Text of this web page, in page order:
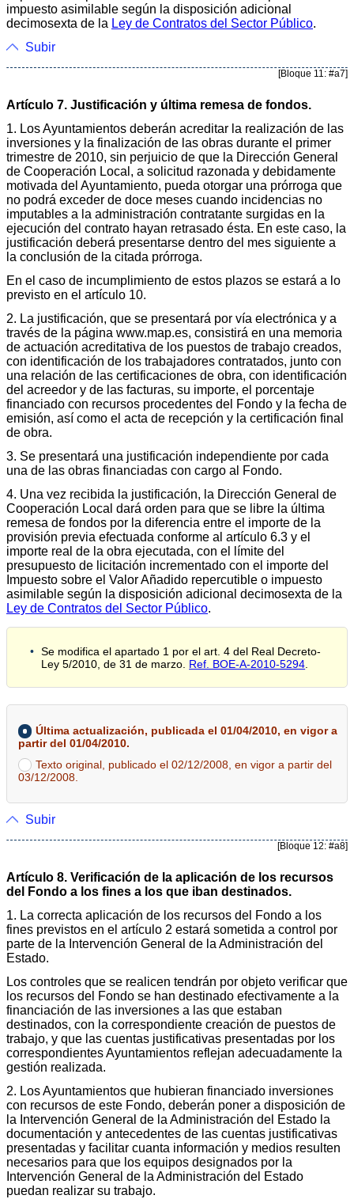
impuesto asimilable según la disposición adicional
decimosexta de la Ley de Contratos del Sector Público.
Subir
[Bloque 11: #a7]
Artículo 7. Justificación y última remesa de fondos.
1. Los Ayuntamientos deberán acreditar la realización de las
inversiones y la finalización de las obras durante el primer
trimestre de 2010, sin perjuicio de que la Dirección General
de Cooperación Local, a solicitud razonada y debidamente
motivada del Ayuntamiento, pueda otorgar una prórroga que
no podrá exceder de doce meses cuando incidencias no
imputables a la administración contratante surgidas en la
ejecución del contrato hayan retrasado ésta. En este caso, la
justificación deberá presentarse dentro del mes siguiente a
la conclusión de la citada prórroga.
En el caso de incumplimiento de estos plazos se estará a lo
previsto en el artículo 10.
2. La justificación, que se presentará por vía electrónica y a
través de la página www.map.es, consistirá en una memoria
de actuación acreditativa de los puestos de trabajo creados,
con identificación de los trabajadores contratados, junto con
una relación de las certificaciones de obra, con identificación
del acreedor y de las facturas, su importe, el porcentaje
financiado con recursos procedentes del Fondo y la fecha de
emisión, así como el acta de recepción y la certificación final
de obra.
3. Se presentará una justificación independiente por cada
una de las obras financiadas con cargo al Fondo.
4. Una vez recibida la justificación, la Dirección General de
Cooperación Local dará orden para que se libre la última
remesa de fondos por la diferencia entre el importe de la
provisión previa efectuada conforme al artículo 6.3 y el
importe real de la obra ejecutada, con el límite del
presupuesto de licitación incrementado con el importe del
Impuesto sobre el Valor Añadido repercutible o impuesto
asimilable según la disposición adicional decimosexta de la
Ley de Contratos del Sector Público.
Se modifica el apartado 1 por el art. 4 del Real Decreto-
Ley 5/2010, de 31 de marzo. Ref. BOE-A-2010-5294
Última actualización, publicada el 01/04/2010, en vigor a
partir del 01/04/2010.
Texto original, publicado el 02/12/2008, en vigor a partir del
03/12/2008.
Subir
[Bloque 12: #a8]
Artículo 8. Verificación de la aplicación de los recursos
del Fondo a los fines a los que iban destinados.
1. La correcta aplicación de los recursos del Fondo a los
fines previstos en el artículo 2 estará sometida a control por
parte de la Intervención General de la Administración del
Estado.
Los controles que se realicen tendrán por objeto verificar que
los recursos del Fondo se han destinado efectivamente a la
financiación de las inversiones a las que estaban
destinados, con la correspondiente creación de puestos de
trabajo, y que las cuentas justificativas presentadas por los
correspondientes Ayuntamientos reflejan adecuadamente la
gestión realizada.
2. Los Ayuntamientos que hubieran financiado inversiones
con recursos de este Fondo, deberán poner a disposición de
la Intervención General de la Administración del Estado la
documentación y antecedentes de las cuentas justificativas
presentadas y facilitar cuanta información y medios resulten
necesarios para que los equipos designados por la
Intervención General de la Administración del Estado
puedan realizar su trabajo.